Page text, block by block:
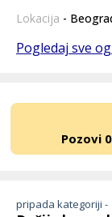
Lokacija -
Pogledaj sve
Pozovi
pripada kategoriji -